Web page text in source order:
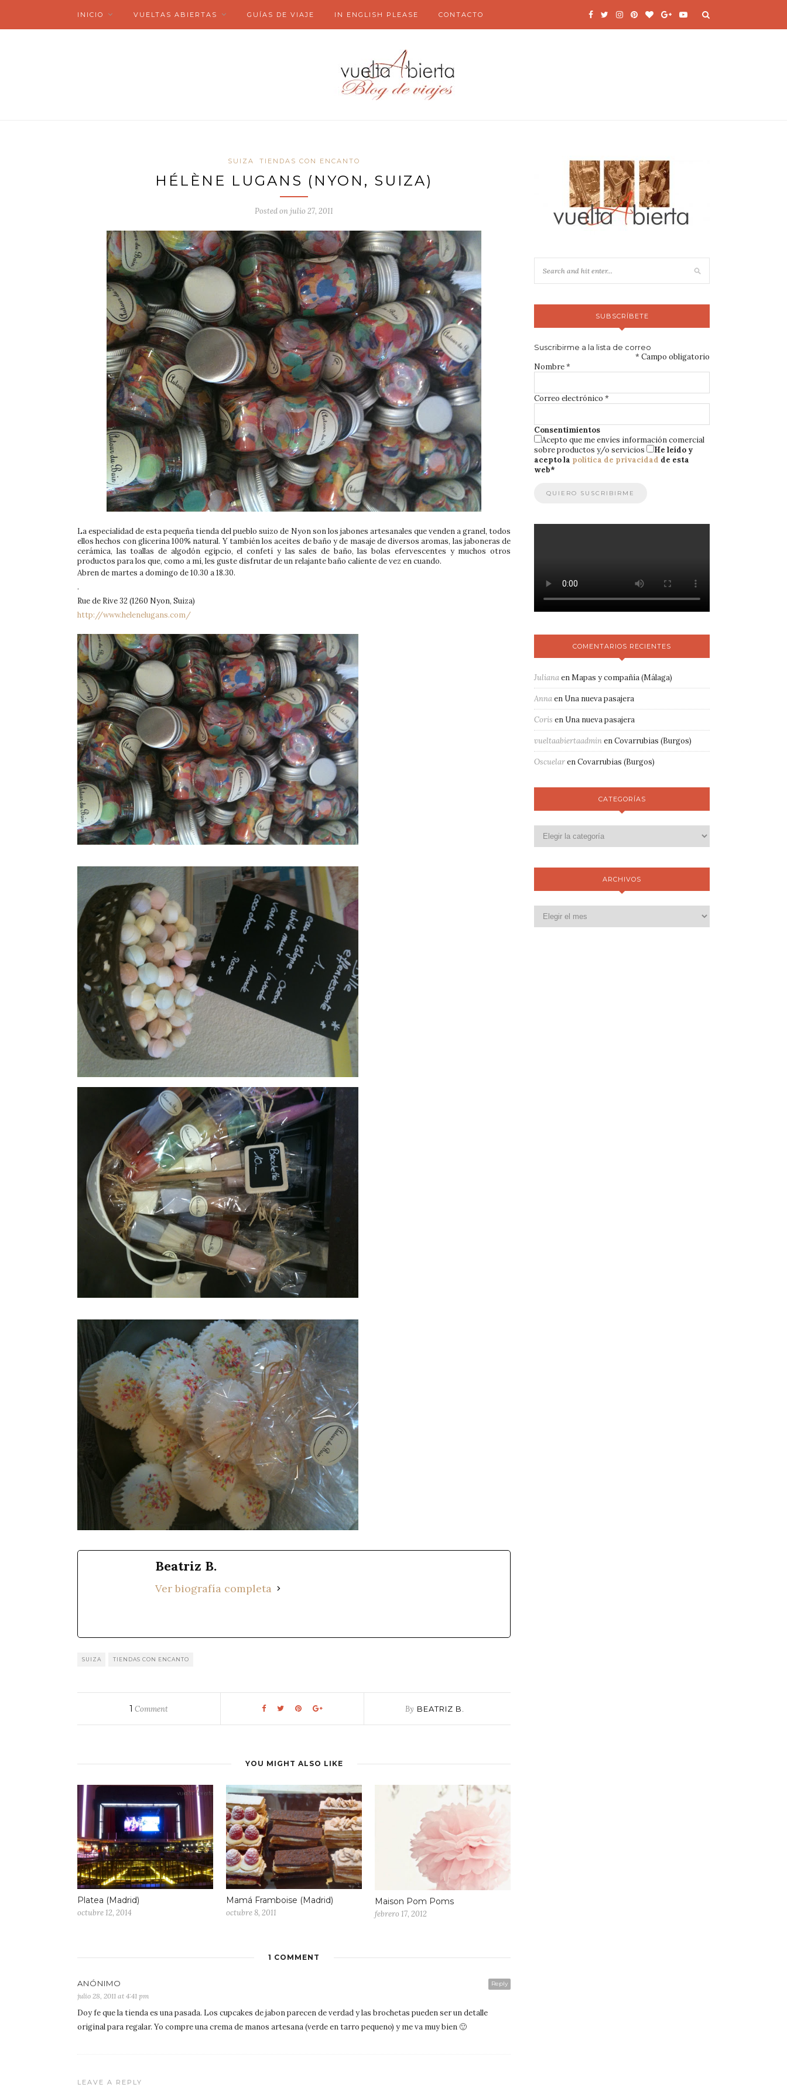
INICIO VUELTAS ABIERTAS GUÍAS DE VIAJE IN ENGLISH PLEASE CONTACTO
SUIZA TIENDAS CON ENCANTO
HÉLÈNE LUGANS (NYON, SUIZA)
Posted onjulio 27, 2011
La especialidad de esta pequeña tienda del pueblo suizo de Nyon son los jabones artesanales que venden a granel, todos
ellos hechos con glicerina 100% natural. Y también los aceites de baño y de masaje de diversos aromas, las jaboneras de
cerámica, las toallas de algodón egipcio, el confetí y las sales de baño, las bolas efervescentes y muchos otros
productos para los que, como a mí, les guste disfrutar de un relajante baño caliente de vez en cuando.
Abren de martes a domingo de 10.30 a 18.30.
.
Rue de Rive 32 (1260 Nyon, Suiza)
http://www.helenelugans.com/
Beatriz B.
Ver biografía completa
SUIZA TIENDAS CON ENCANTO
1 Comment By BEATRIZ B.
YOU MIGHT ALSO LIKE
Platea (Madrid)
octubre 12, 2014
Mamá Framboise (Madrid)
octubre 8, 2011
Maison Pom Poms
febrero 17, 2012
1 COMMENT
Reply
ANÓNIMO
julio 28, 2011 at 4:41 pm
Doy fe que la tienda es una pasada. Los cupcakes de jabon parecen de verdad y las brochetas pueden ser un detalle
original para regalar. Yo compre una crema de manos artesana (verde en tarro pequeno) y me va muy bien 🙂
LEAVE A REPLY
SUBSCRÍBETE
Suscribirme a la lista de correo
* Campo obligatorio
Nombre*
Correo electrónico *
Consentimientos
Acepto que me envíes información comercial
sobre productos y/o servicios
He leído y
acepto la política de privacidad de esta
web*
COMENTARIOS RECIENTES
JulianaenMapas y compañía (Málaga)
Annaen Una nueva pasajera
Coris en Una nueva pasajera
vueltaabiertaadminenCovarrubias (Burgos)
OscuelarenCovarrubias (Burgos)
CATEGORÍAS
ARCHIVOS